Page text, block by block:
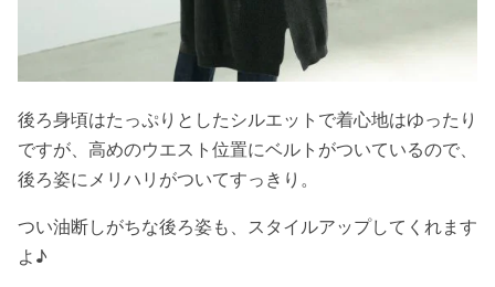
後ろ身頃はたっぷりとしたシルエットで着心地はゆったり
ですが、高めのウエスト位置にベルトがついているので、
後ろ姿にメリハリがついてすっきり。
つい油断しがちな後ろ姿も、スタイルアップしてくれます
よ♪